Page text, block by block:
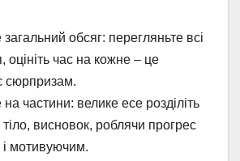
загальний обсяг: перегляньте всі
оцініть час на кожне – це
сюрпризам.
на частини: велике есе розділіть
тіло, висновок, роблячи прогрес
мотивуючим.